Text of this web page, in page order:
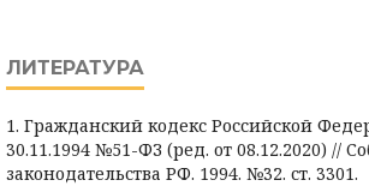
ЛИТЕРАТУРА
1. Гражданский кодекс Российской
30.11.1994 №51-ФЗ (ред. от 08.12.2020) //
законодательства РФ. 1994. №32. ст. 3301.